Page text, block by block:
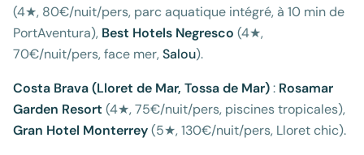
(4★, 80€/nuit/pers, parc aquatique intégré, à 10 min de
PortAventura), Best Hotels Negresco (4★,
70€/nuit/pers, face mer,Salou).
Costa Brava (Lloret de Mar, Tossa de Mar): Rosamar
Garden Resort (4★, 75€/nuit/pers, piscines tropicales),
Gran Hotel Monterrey(5★, 130€/nuit/pers, Lloret chic).